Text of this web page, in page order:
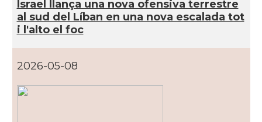
Israel llança una nova ofensiva terrestre
al sud del Líban en una nova escalada tot
i l'alto el foc
2026-05-08